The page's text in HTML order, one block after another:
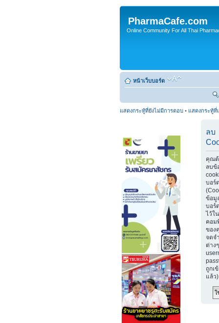
PharmaCafe.com
Online Community For All Thai
หน้าเว็บบอร์ด
แสดงกระทู้ที่ยังไม่มีการตอบ • แสดงกระทู้ที่
ลบ
คุณต้
ลบข้
บอร์
ข้อมู
บอร์
ไว้ใน
คอม
ของ
จดจ
ต่าง
ถูกเ
แล้ว)